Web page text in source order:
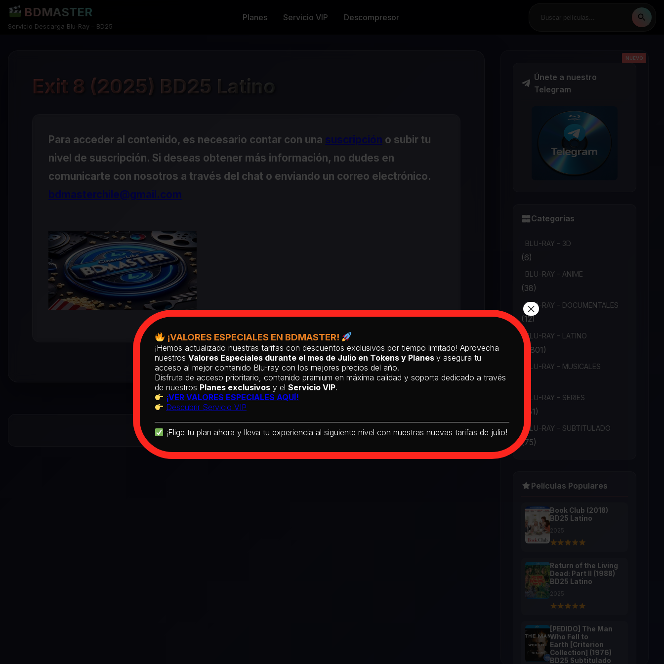
BDMASTER
Servicio Descarga Blu-Ray – BD25
Planes Servicio VIP Descompresor
Exit 8 (2025) BD25 Latino
Para acceder al contenido, es necesario contar con una suscripción o subir tu
nivel de suscripción. Si deseas obtener más información, no dudes en
comunicarte con nosotros a través del chat o enviando un correo electrónico.
bdmasterchile@gmail.com
Únete a nuestro
Telegram
Categorías
BLU-RAY – 3D
(6)
BLU-RAY – ANIME
(38)
BLU-RAY – DOCUMENTALES
(12)
BLU-RAY – LATINO
(1,801)
BLU-RAY – MUSICALES
BLU-RAY – SERIES
(151)
BLU-RAY – SUBTITULADO
(75)
Películas Populares
Book Club (2018)
BD25 Latino
2025
Return of the Living
Dead: Part II (1988)
BD25 Latino
2025
[PEDIDO] The Man
Who Fell to
Earth [Criterion
Collection] (1976)
BD25 Subtitulado
NUEVO
NUEVO
NUEVO
NUEVO
NUEVO
¡VALORES ESPECIALES EN BDMASTER!
¡Hemos actualizado nuestras tarifas con descuentos exclusivos por tiempo limitado! Aprovecha
nuestros Valores Especiales durante el mes de Julio en Tokens y Planes y asegura tu
acceso al mejor contenido Blu-ray con los mejores precios del año.
Disfruta de acceso prioritario, contenido premium en máxima calidad y soporte dedicado a través
de nuestros Planes exclusivosy el Servicio VIP.
¡VER VALORES ESPECIALES AQUÍ!
Descubrir Servicio VIP
¡Elige tu plan ahora y lleva tu experiencia al siguiente nivel con nuestras nuevas tarifas de julio!
×